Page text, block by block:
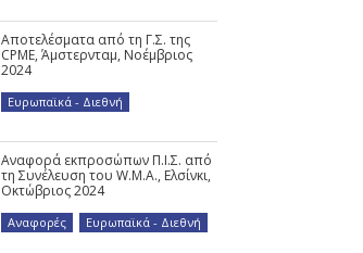
Αποτελέσματα από τη Γ.Σ. της
CPME, Άμστερνταμ, Νοέμβριος
2024
Ευρωπαϊκά - Διεθνή
Αναφορά εκπροσώπων Π.Ι.Σ. από
τη Συνέλευση του W.M.A., Ελσίνκι,
Οκτώβριος 2024
Αναφορές Ευρωπαϊκά - Διεθνή